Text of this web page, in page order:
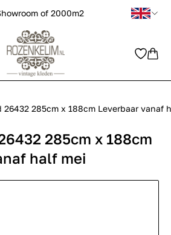
of 2000m2
26432 285cm x 188cm Leverbaar vanaf
285cm x 188cm
half mei